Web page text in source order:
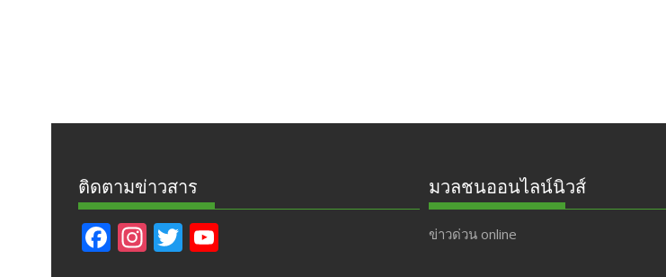
ติดตามข่าวสาร
F In T
มวลชนออนไลน์นิวส์
ข่าวด่วน online